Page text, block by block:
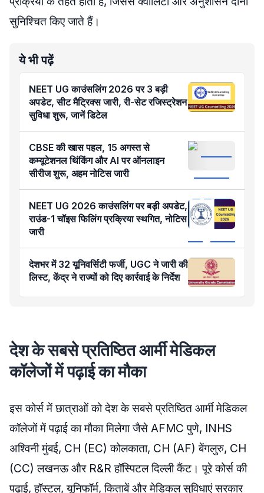
सुनिश्चित किए जाते हैं।
ये भी पढ़ें
NEET UG काउंसलिंग 2026 पर 3 बड़ी
अपडेट, सीट मैट्रिक्स जारी, री-सेट रजिस्ट्रेशन
सुविधा शुरू, जानें डिटेल
CBSE की खास पहल, 15 अगस्त से
कम्यूटेशनल थिंकिंग और AI पर ऑनलाइन
सीरीज शुरू, अहम नोटिस जारी
NEET UG 2026 काउंसलिंग पर बड़ी अपडेट,
राउंड-1 चॉइस फिलिंग प्रक्रिया स्थगित, नोटिस
जारी
देशभर में 32 यूनिवर्सिटी फर्जी, UGC ने जारी की
लिस्ट, केंद्र ने राज्यों को दिए कार्रवाई के निर्देश
देश के सबसे प्रतिष्ठित आर्मी मेडिकल
कॉलेजों में पढ़ाई का मौका
इस कोर्स में छात्राओं को देश के सबसे प्रतिष्ठित आर्मी मेडिकल
कॉलेजों में पढ़ाई का मौका मिलेगा जैसे AFMC पुणे, INHS
अश्विनी मुंबई, CH (EC) कोलकाता, CH (AF) बेंगलुरु, CH
(CC) लखनऊ और R&R हॉस्पिटल दिल्ली कैंट। पूरे कोर्स की
पढ़ाई, हॉस्टल, यूनिफॉर्म, किताबें और मेडिकल सुविधाएं सरकार